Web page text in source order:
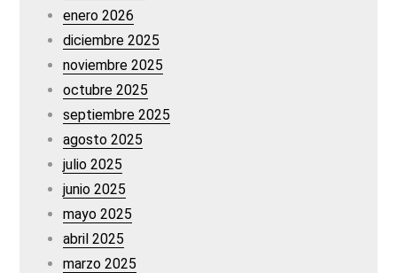
enero 2026
diciembre 2025
noviembre 2025
octubre 2025
septiembre 2025
agosto 2025
julio 2025
junio 2025
mayo 2025
abril 2025
marzo 2025